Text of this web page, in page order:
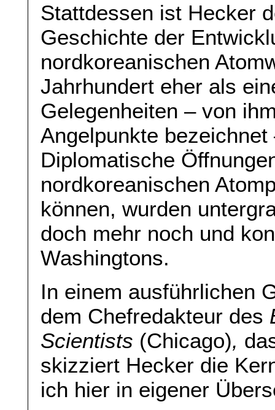
Stattdessen ist Hecker
Geschichte der
nordkoreanischen
Jahrhundert eher als
Gelegenheiten – von
Angelpunkte
Diplomatische
nordkoreanischen
können, wurden
doch mehr noch und
Washingtons.
In einem ausführlichen
dem Chefredakteur des
Scientists (Chicago),
skizziert Hecker die
ich hier in eigener